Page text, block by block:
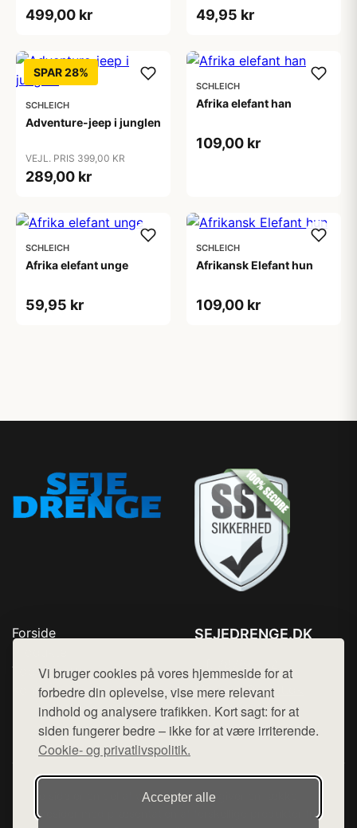
Vi bruger cookies på vores hjemmeside for at
forbedre din oplevelse, vise mere relevant
indhold og analysere trafikken. Kort sagt: for at
siden fungerer bedre – ikke for at være irriterende.
Cookie- og privatlivspolitik.
Accepter alle
499,00 kr 49,95 kr
SPAR 28%
SCHLEICH
Adventure-jeep i junglen
VEJL. PRIS 399,00 KR
289,00 kr
SCHLEICH
Afrika elefant han
109,00 kr
SCHLEICH
Afrika elefant unge
59,95 kr
SCHLEICH
Afrikansk Elefant hun
109,00 kr
Forside
Top Rabatter
Kontakt
SEJEDRENGE.DK
Mail: hej@want.dk
Cookie- og privatlivspolitik
Denne side er en del af want.dk, der udgiver en række
hjemmesider med præsentation af forskellige produkter fra